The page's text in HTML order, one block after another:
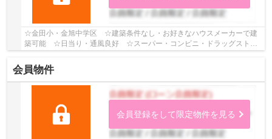
☆金田小・金旭中学区 ☆建築条件なし・お好きなハウスメーカーで建
築可能 ☆日当り・通風良好 ☆スーパー・コンビニ・ドラッグストア
会員物件
会員登録をして限定物件を見る